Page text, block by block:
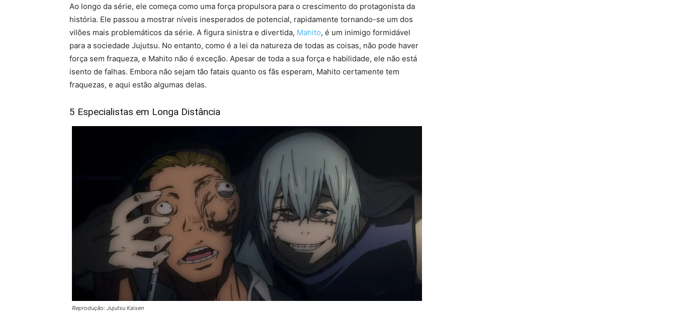
Ao longo da série, ele começa como uma força propulsora para o crescimento do protagonista da
história. Ele passou a mostrar níveis inesperados de potencial, rapidamente tornando-se um dos
vilões mais problemáticos da série. A figura sinistra e divertida, Mahito, é um inimigo formidável
para a sociedade Jujutsu. No entanto, como é a lei da natureza de todas as coisas, não pode haver
força sem fraqueza, e Mahito não é exceção. Apesar de toda a sua força e habilidade, ele não está
isento de falhas. Embora não sejam tão fatais quanto os fãs esperam, Mahito certamente tem
fraquezas, e aqui estão algumas delas.
5 Especialistas em Longa Distância
Reprodução: Jujutsu Kaisen